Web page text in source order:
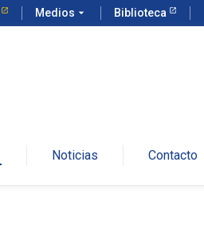
Medios arrow_drop_down Biblioteca
Noticias Contacto